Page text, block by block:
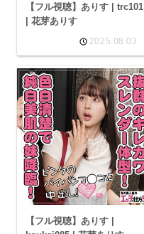
【フル視聴】ありす | trc101
| 花芽ありす
2025.08.03
【フル視聴】ありす |